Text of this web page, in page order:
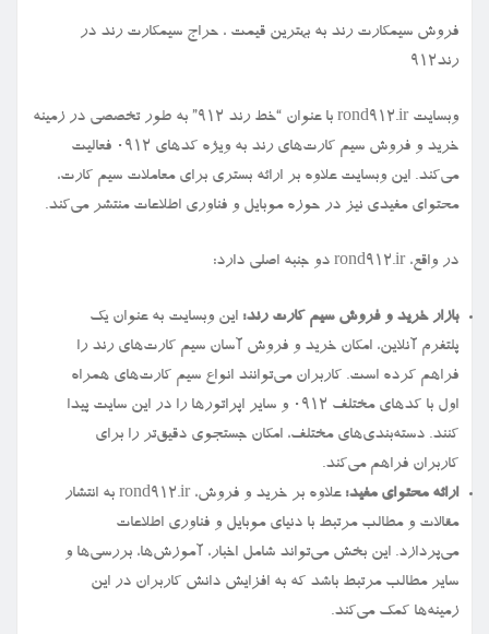
فروش سیمكارت رند به بهترین قیمت ، حراج سیمكارت رند در
رند912
وبسایت rond912.ir با عنوان “خط رند ۹۱۲” به طور تخصصی در زمینه
خرید و فروش سیم کارت‌های رند به ویژه کدهای ۰۹۱۲ فعالیت
می‌کند. این وبسایت علاوه بر ارائه بستری برای معاملات سیم کارت،
محتوای مفیدی نیز در حوزه موبایل و فناوری اطلاعات منتشر می‌کند.
در واقع، rond912.ir دو جنبه اصلی دارد:
بازار خرید و فروش سیم کارت رند: این وبسایت به عنوان یک
پلتفرم آنلاین، امکان خرید و فروش آسان سیم کارت‌های رند را
فراهم کرده است. کاربران می‌توانند انواع سیم کارت‌های همراه
اول با کدهای مختلف ۰۹۱۲ و سایر اپراتورها را در این سایت پیدا
کنند. دسته‌بندی‌های مختلف، امکان جستجوی دقیق‌تر را برای
کاربران فراهم می‌کند.
ارائه محتوای مفید:
علاوه بر خرید و فروش، rond912.ir به انتشار
مقالات و مطالب مرتبط با دنیای موبایل و فناوری اطلاعات
می‌پردازد. این بخش می‌تواند شامل اخبار، آموزش‌ها، بررسی‌ها و
سایر مطالب مرتبط باشد که به افزایش دانش کاربران در این
زمینه‌ها کمک می‌کند.